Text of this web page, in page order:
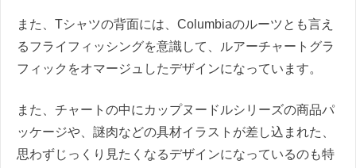
また、Tシャツの背面には、Columbiaのルーツとも言え
るフライフィッシングを意識して、ルアーチャートグラ
フィックをオマージュしたデザインになっています。
また、チャートの中にカップヌードルシリーズの商品パ
ッケージや、謎肉などの具材イラストが差し込まれた、
思わずじっくり見たくなるデザインになっているのも特